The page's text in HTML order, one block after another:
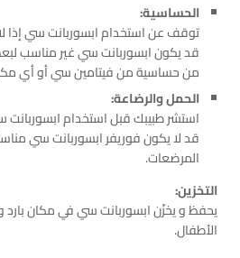
الحساسية:
توقف عن استخدام ابسوربانت سي
قد يكون ابسوربانت سي غير مناسب
من حساسية من فيتامين سي أو أي
الحمل والرضاعة:
استشر طبيبك قبل استخدام
قد لا يكون فوريفر ابسوربانت سي
المرضعات.
التخزين:
يحفظ و يخزّن ابسوربانت سي في مكان بارد
الأطفال.